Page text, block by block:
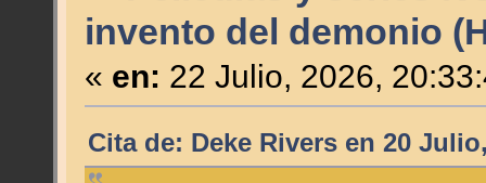
invento del demonio
« en: 22 Julio, 2026,
Cita de: Deke Rivers en 20